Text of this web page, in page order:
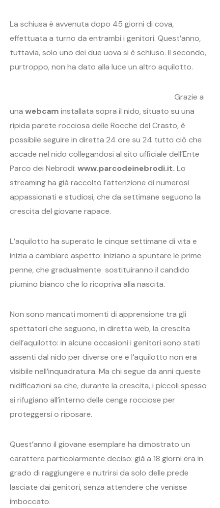
La schiusa è avvenuta dopo 45 giorni di cova,
effettuata a turno da entrambi i genitori. Quest’anno,
tuttavia, solo uno dei due uova si è schiuso. Il secondo,
purtroppo, non ha dato alla luce un altro aquilotto.
Grazie a
una webcam installata sopra il nido, situato su una
ripida parete rocciosa delle Rocche del Crasto, è
possibile seguire in diretta 24 ore su 24 tutto ciò che
accade nel nido collegandosi al sito ufficiale dell’Ente
Parco dei Nebrodi: www.parcodeinebrodi.it. Lo
streaming ha già raccolto l’attenzione di numerosi
appassionati e studiosi, che da settimane seguono la
crescita del giovane rapace.
L’aquilotto ha superato le cinque settimane di vita e
inizia a cambiare aspetto: iniziano a spuntare le prime
penne, che gradualmente sostituiranno il candido
piumino bianco che lo ricopriva alla nascita.
Non sono mancati momenti di apprensione tra gli
spettatori che seguono, in diretta web, la crescita
dell’aquilotto: in alcune occasioni i genitori sono stati
assenti dal nido per diverse ore e l’aquilotto non era
visibile nell’inquadratura. Ma chi segue da anni queste
nidificazioni sa che, durante la crescita, i piccoli spesso
si rifugiano all’interno delle cenge rocciose per
proteggersi o riposare.
Quest’anno il giovane esemplare ha dimostrato un
carattere particolarmente deciso: già a 18 giorni era in
grado di raggiungere e nutrirsi da solo delle prede
lasciate dai genitori, senza attendere che venisse
imboccato.